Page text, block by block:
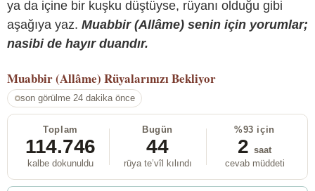
ya da içine bir kuşku düştüyse, rüyanı olduğu gibi
aşağıya yaz. Muabbir (Allâme) senin için yorumlar;
nasibi de hayır duandır.
Muabbir (Allâme) Rüyalarınızı Bekliyor
son görülme 24 dakika önce
Toplam
114.746
kalbe dokunuldu
Bugün
44
rüya te’vîl kılındı
%93 için
2 saat
cevab müddeti